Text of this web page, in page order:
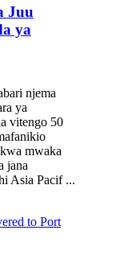
Juu
ya
njema
ya
vitengo 50
mwaka
jana
Asia Pacif ...